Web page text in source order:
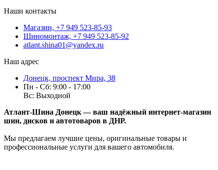
Наши контакты
Магазин, +7 949 523-85-93
Шиномонтаж, +7 949 523-85-92
atlant.shina01@yandex.ru
Наш адрес
Донецк, проспект Мира, 38
Пн - Сб: 9:00 - 17:00
Вс: Выходной
Атлант-Шина Донецк — ваш надёжный интернет-магазин
шин, дисков и автотоваров в ДНР.
Мы предлагаем лучшие цены, оригинальные товары и
профессиональные услуги для вашего автомобиля.